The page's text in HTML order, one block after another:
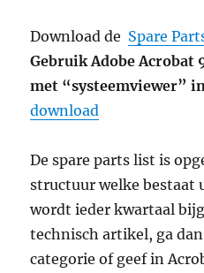
Download de Spare
Gebruik Adobe Acrobat
met “systeemviewer”
download
De spare parts list is
structuur welke bestaat
wordt ieder kwartaal
technisch artikel, ga
categorie of geef in